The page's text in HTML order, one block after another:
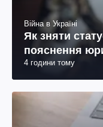
Війна в Україні
Як зняти
пояснення
4 години тому